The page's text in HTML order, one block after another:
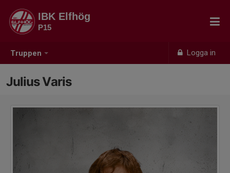
Truppen Logga in
IBK Elfhög
P15
Julius Varis